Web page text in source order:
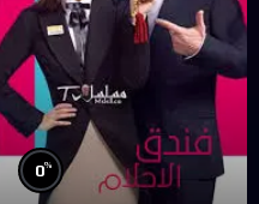
0%